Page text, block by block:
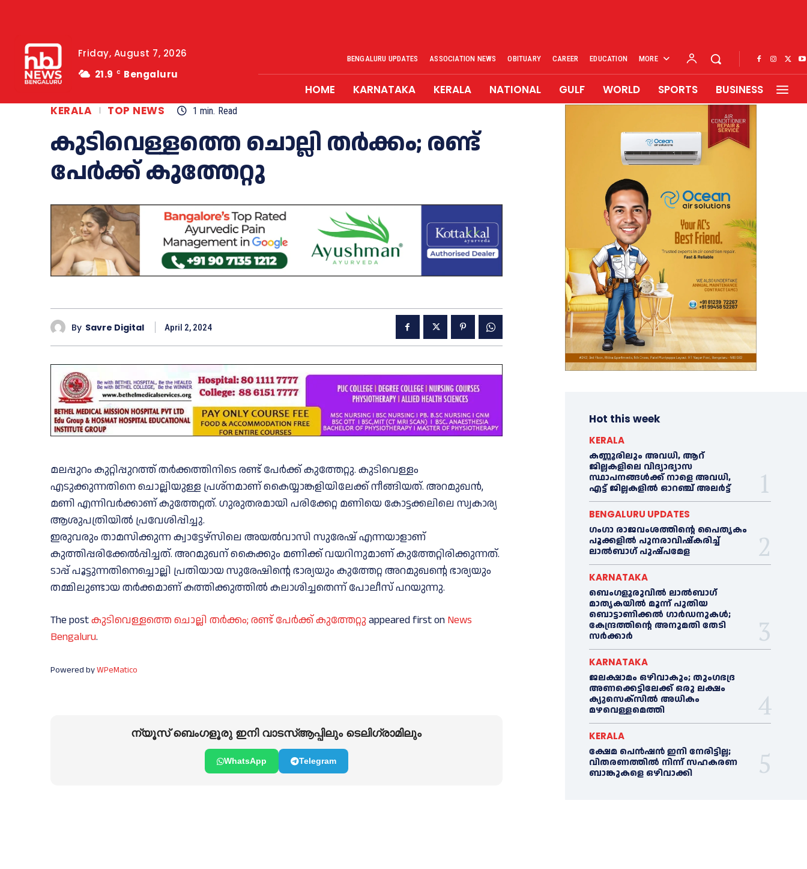
Friday, August 7, 2026
21.9
C Bengaluru
BENGALURU UPDATES ASSOCIATION NEWS OBITUARY CAREER EDUCATION MORE
HOME KARNATAKA KERALA NATIONAL GULF WORLD SPORTS
BUSINESS
KERALA
TOP NEWS 1 min. Read
കുടിവെള്ളത്തെ ചൊല്ലി തര്‍ക്കം; രണ്ട്
പേര്‍ക്ക് കുത്തേറ്റു
By Savre Digital April 2, 2024
മലപ്പുറം കുറ്റിപ്പുറത്ത് തർക്കത്തിനിടെ രണ്ട് പേർക്ക് കുത്തേറ്റു. കുടിവെള്ളം
എടുക്കുന്നതിനെ ചൊല്ലിയുള്ള പ്രശ്നമാണ് കൈയ്യാങ്കളിയിലേക്ക് നീങ്ങിയത്. അറമുഖൻ,
മണി എന്നിവർക്കാണ് കുത്തേറ്റത്. ഗുരുതരമായി പരിക്കേറ്റ മണിയെ കോട്ടക്കലിലെ സ്വകാര്യ
ആശുപത്രിയില്‍ പ്രവേശിപ്പിച്ചു.
ഇരുവരും താമസിക്കുന്ന ക്വാട്ടേഴ്‌സിലെ അയല്‍വാസി സുരേഷ് എന്നയാളാണ്
കുത്തിപ്പരിക്കേല്‍പ്പിച്ചത്. അറമുഖന് കൈക്കും മണിക്ക് വയറിനുമാണ് കുത്തേറ്റിരിക്കുന്നത്.
ടാപ്പ് പൂട്ടുന്നതിനെച്ചൊല്ലി പ്രതിയായ സുരേഷിന്റെ ഭാര്യയും കുത്തേറ്റ അറമുഖന്റെ ഭാര്യയും
തമ്മിലുണ്ടായ തർക്കമാണ് കത്തിക്കുത്തില്‍ കലാശിച്ചതെന്ന് പോലീസ് പറയുന്നു.
The postകുടിവെള്ളത്തെ ചൊല്ലി തര്‍ക്കം; രണ്ട് പേര്‍ക്ക് കുത്തേറ്റു appeared first on News
Bengaluru.
Powered byWPeMatico
ന്യൂസ് ബെംഗളൂരു ഇനി വാടസ്ആപ്പിലും ടെലിഗ്രാമിലും
WhatsApp Telegram
Hot this week
KERALA
കണ്ണൂരിലും അവധി, ആറ്
ജില്ലകളിലെ വിദ്യാഭ്യാസ
സ്ഥാപനങ്ങൾക്ക് നാളെ അവധി,
എട്ട് ജില്ലകളിൽ ഓറഞ്ച് അലർട്ട്
BENGALURU UPDATES
ഗംഗാ രാജവംശത്തിന്റെ പൈതൃകം
പൂക്കളിൽ പുനരാവിഷ്‌കരിച്ച്
ലാൽബാഗ് പുഷ്പമേള
KARNATAKA
ബെംഗളൂരുവിൽ ലാൽബാഗ്
മാതൃകയിൽ മൂന്ന് പുതിയ
ബൊട്ടാണിക്കൽ ഗാർഡനുകൾ;
കേന്ദ്രത്തിന്റെ അനുമതി തേടി
സർക്കാർ
KARNATAKA
ജലക്ഷാമം ഒഴിവാകും; തുംഗഭദ്ര
അണക്കെട്ടിലേക്ക് ഒരു ലക്ഷം
ക്യുസെക്സില്‍ അധികം
മഴവെള്ളമെത്തി
KERALA
ക്ഷേമ പെൻഷൻ ഇനി നേരിട്ടില്ല;
വിതരണത്തിൽ നിന്ന് സഹകരണ
ബാങ്കുകളെ ഒഴിവാക്കി